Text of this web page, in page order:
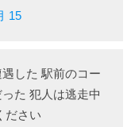
15
した 駅前のコー
た 犯人は逃走中
ださい